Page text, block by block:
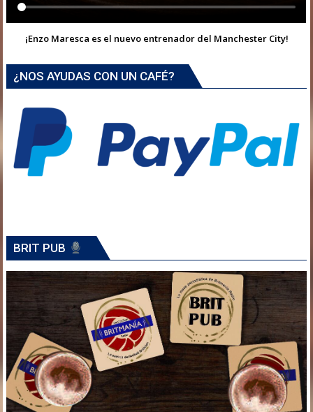
¡Enzo Maresca es el nuevo entrenador del Manchester City!
¿NOS AYUDAS CON UN CAFÉ?
BRIT PUB